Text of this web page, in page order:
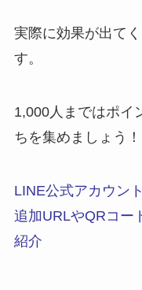
実際に効果が出て
す。
1,000人まではポイ
ちを集めましょう！
LINE公式アカウン
追加URLやQRコー
紹介